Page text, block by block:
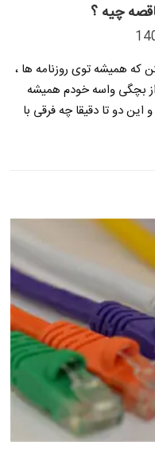
چیه ؟
که همیشه توی روزنامه ها ،
بچگی واسه خودم همیشه
دو تا دقیقا چه فرقی با